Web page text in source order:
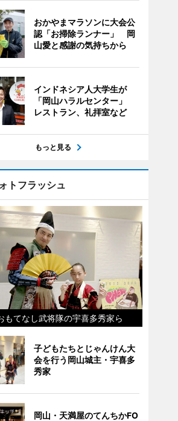
おかやまマラソンに大会公
認「お掃除ランナー」 岡
山愛と感謝の気持ちから
インドネシア人大学生が
「岡山ハラルセンター」
レストラン、礼拝室など
もっと見る
トフラッシュ
もてなし武将隊の宇喜多秀家ら
子どもたちとじゃんけん大
会を行う岡山城主・宇喜多
秀家
岡山・天満屋のてんちかFO